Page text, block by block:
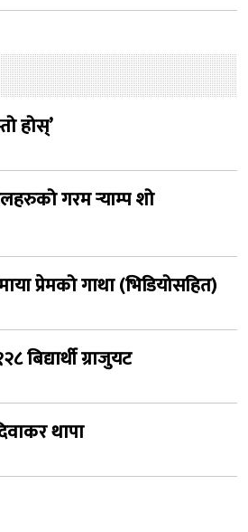
होस्’
गरम र्‍याम्प शो
प्रेमको गाथा (भिडियोसहित)
ग्राजुयट
थापा